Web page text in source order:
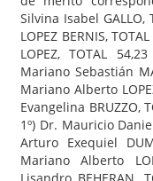
Silvina Isabel GALLO,
LOPEZ BERNIS,
LOPEZ, TOTAL
Mariano Sebastián
Mariano Alberto
Evangelina BRUZZO,
1º) Dr. Mauricio
Arturo Exequiel
Mariano Alberto